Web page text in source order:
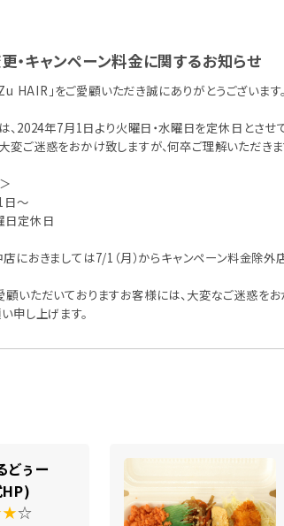
・キャンペーン料金に関するお知らせ
HAIR」をご愛顧いただき誠にありがとうございます。
、2024年7月1日より火曜日・水曜日を定休日とさせて
変ご迷惑をおかけ致しますが、何卒ご理解いただきま
日～
日定休日
店におきましては7/1（月）からキャンペーン料金除外
顧いただいておりますお客様には、大変なご迷惑を
申し上げます。
ぅー
☆